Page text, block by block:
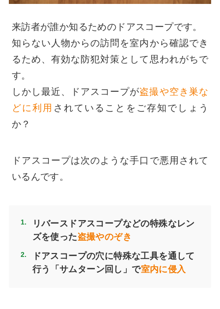
来訪者が誰か知るためのドアスコープです。
知らない人物からの訪問を室内から確認でき
るため、有効な防犯対策として思われがちで
す。
しかし最近、ドアスコープが盗撮や空き巣な
どに利用 されていることをご存知でしょう
か？
ドアスコープは次のような手口で悪用されて
いるんです。
リバースドアスコープなどの特殊なレン
ズを使った盗撮やのぞき
ドアスコープの穴に特殊な工具を通して
行う
「サムターン回し」 で室内に侵入